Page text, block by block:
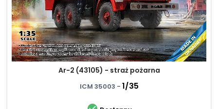
Ar-2 (43105) - straż pożarna
ICM 35003 - 1/35